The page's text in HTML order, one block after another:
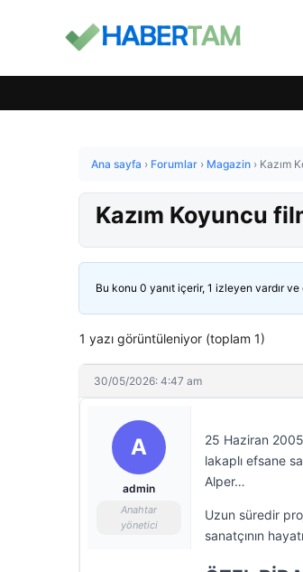
Ana sayfa › Forumlar › Magazin › Kazım
Kazım Koyuncu
Bu konu 0 yanıt içerir, 1 izleyen vardır ve
1 yazı görüntüleniyor (toplam 1)
30/05/2026: 4:47 am
A
admin
Anahtar
yönetici
25 Haziran
lakaplı efsane
Alper…
Uzun süredir
sanatçının